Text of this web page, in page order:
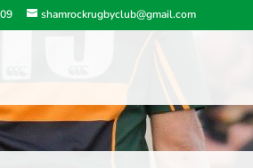
shamrockrugbyclub@gmail.com